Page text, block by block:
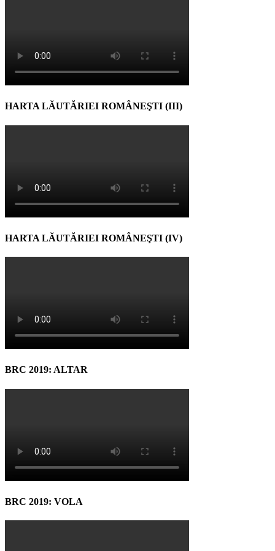
HARTA LĂUTĂRIEI ROMÂNEŞTI (III)
HARTA LĂUTĂRIEI ROMÂNEŞTI (IV)
BRC 2019: ALTAR
BRC 2019: VOLA